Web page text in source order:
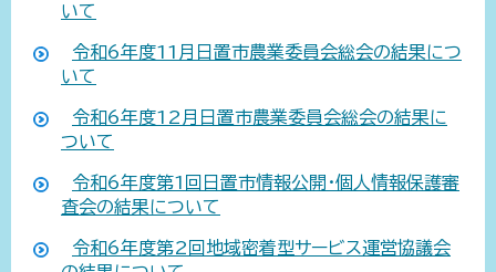
いて
令和6年度11月日置市農業委員会総会の結果につ
いて
令和6年度12月日置市農業委員会総会の結果に
ついて
令和6年度第1回日置市情報公開・個人情報保護審
査会の結果について
令和6年度第2回地域密着型サービス運営協議会